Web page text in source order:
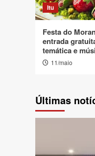
Itu
Festa do
entrada
temática e
11/maio
Últimas